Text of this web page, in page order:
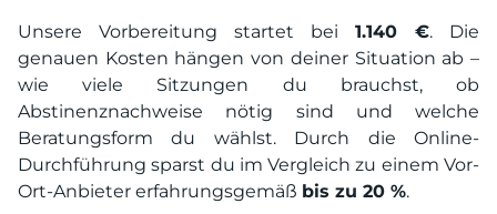
Unsere Vorbereitung startet bei 1.140 €. Die
genauen Kosten hängen von deiner Situation ab –
wie viele Sitzungen du brauchst, ob
Abstinenznachweise nötig sind und welche
Beratungsform du wählst. Durch die Online-
Durchführung sparst du im Vergleich zu einem Vor-
Ort-Anbieter erfahrungsgemäß bis zu 20 %.